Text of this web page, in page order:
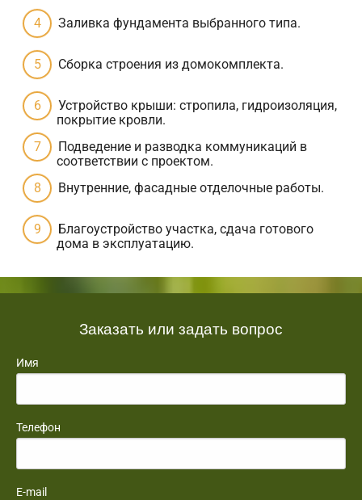
Заливка фундамента выбранного типа.
Сборка строения из домокомплекта.
Устройство крыши: стропила, гидроизоляция,
покрытие кровли.
Подведение и разводка коммуникаций в
соответствии с проектом.
Внутренние, фасадные отделочные работы.
Благоустройство участка, сдача готового
дома в эксплуатацию.
Заказать или задать вопрос
Имя
Телефон
E-mail